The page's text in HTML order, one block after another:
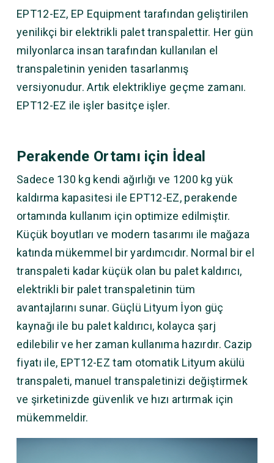
EPT12-EZ, EP Equipment tarafından geliştirilen
yenilikçi bir elektrikli palet transpalettir. Her gün
milyonlarca insan tarafından kullanılan el
transpaletinin yeniden tasarlanmış
versiyonudur. Artık elektrikliye geçme zamanı.
EPT12-EZ ile işler basitçe işler.
Perakende Ortamı için İdeal
Sadece 130 kg kendi ağırlığı ve 1200 kg yük
kaldırma kapasitesi ile EPT12-EZ, perakende
ortamında kullanım için optimize edilmiştir.
Küçük boyutları ve modern tasarımı ile mağaza
katında mükemmel bir yardımcıdır. Normal bir el
transpaleti kadar küçük olan bu palet kaldırıcı,
elektrikli bir palet transpaletinin tüm
avantajlarını sunar. Güçlü Lityum İyon güç
kaynağı ile bu palet kaldırıcı, kolayca şarj
edilebilir ve her zaman kullanıma hazırdır. Cazip
fiyatı ile, EPT12-EZ tam otomatik Lityum akülü
transpaleti, manuel transpaletinizi değiştirmek
ve şirketinizde güvenlik ve hızı artırmak için
mükemmeldir.